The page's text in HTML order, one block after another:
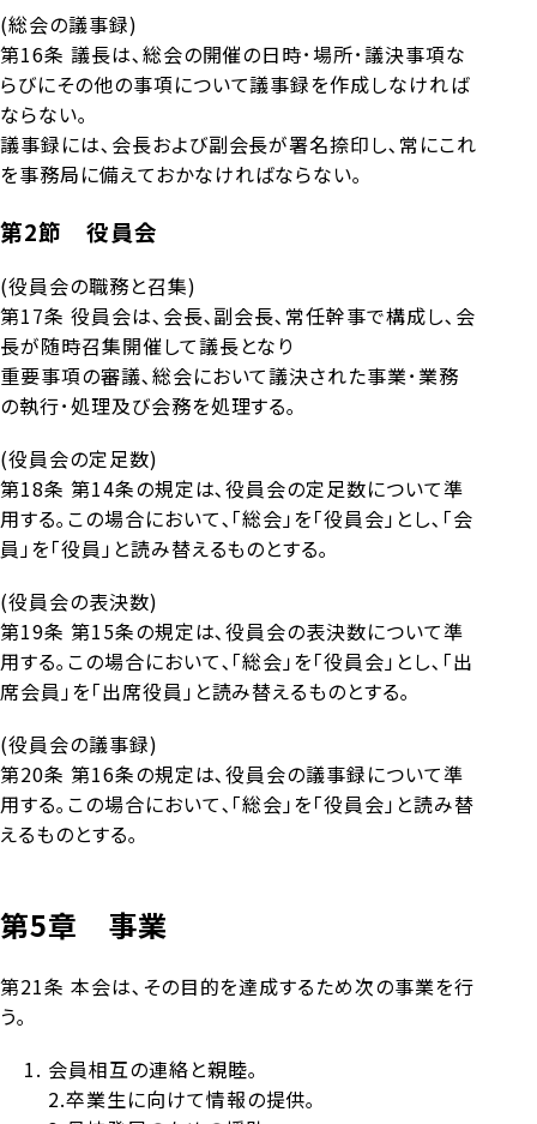
(総会の議事録)
第16条 議長は､総会の開催の日時･場所･議決事項な
らびにその他の事項について議事録を作成しなければ
ならない｡
議事録には､会長および副会長が署名捺印し､常にこれ
を事務局に備えておかなければならない｡
第2節 役員会
(役員会の職務と召集)
第17条 役員会は､会長､副会長､常任幹事で構成し､会
長が随時召集開催して議長となり
重要事項の審議､総会において議決された事業･業務
の執行･処理及び会務を処理する｡
(役員会の定足数)
第18条 第14条の規定は､役員会の定足数について準
用する｡この場合において､「総会」を「役員会」とし､「会
員」を「役員」と読み替えるものとする｡
(役員会の表決数)
第19条 第15条の規定は､役員会の表決数について準
用する｡この場合において､「総会」を「役員会」とし､「出
席会員」を「出席役員」と読み替えるものとする｡
(役員会の議事録)
第20条 第16条の規定は､役員会の議事録について準
用する｡この場合において､「総会」を「役員会」と読み替
えるものとする｡
第5章 事業
第21条 本会は､その目的を達成するため次の事業を行
う｡
会員相互の連絡と親睦｡
2.卒業生に向けて情報の提供｡